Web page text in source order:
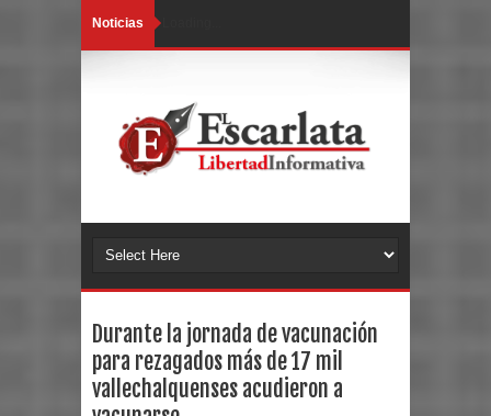
Noticias
Durante la jornada de vacunación
para rezagados más de 17 mil
vallechalquenses acudieron a